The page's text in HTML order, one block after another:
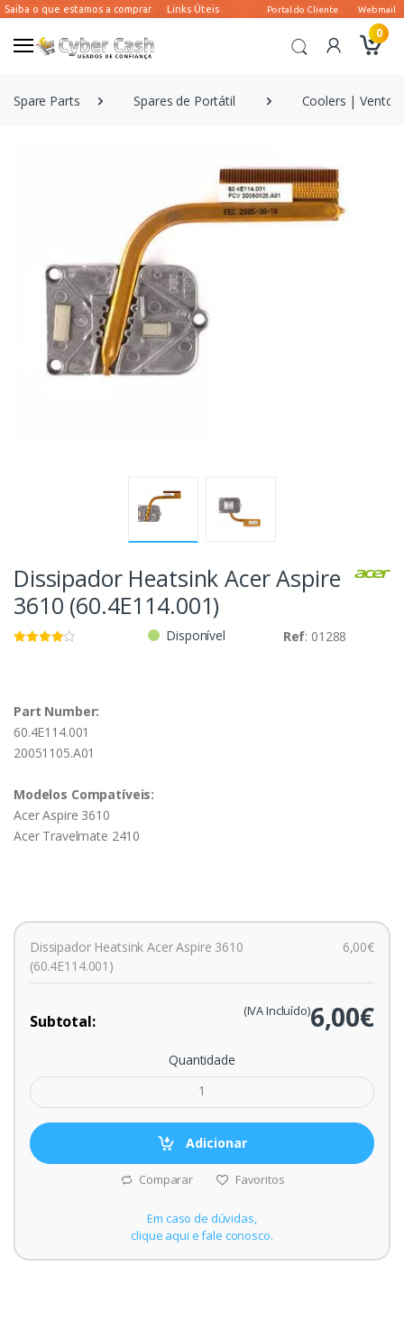
0
Spare Parts Spares de Portátil Coolers |
Dissipador Heatsink Acer Aspire
3610 (60.4E114.001)
Disponível Ref: 01288
Part Number:
60.4E114.001
20051105.A01
Modelos Compatíveis:
Acer Aspire 3610
Acer Travelmate 2410
Dissipador Heatsink Acer Aspire 3610
(60.4E114.001)
6,00€
Subtotal: 6,00€
(IVA Incluído)
Quantidade
Adicionar
Comparar Favoritos
Em caso de dúvidas,
clique aqui e fale conosco.